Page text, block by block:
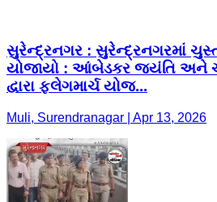
સુરેન્દ્રનગર : સુરેન્દ્રનગરમાં
યોજાયો : આંબેડકર જયંતિ અને
દ્વારા ફ્લેગમાર્ચ યોજ...
Muli, Surendranagar | Apr 13, 2026